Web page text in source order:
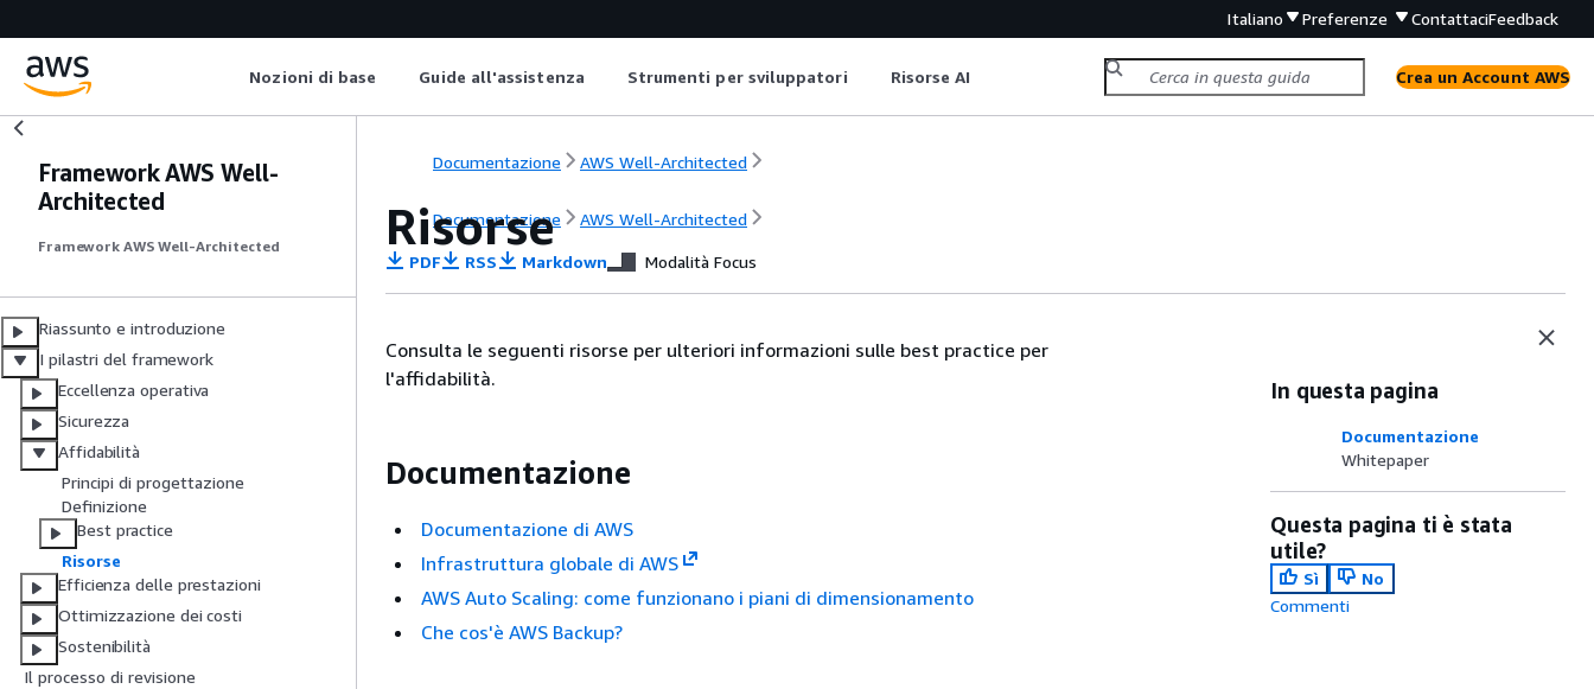
Italiano Preferenze ContattaciFeedback
Nozioni di base Guide all'assistenza Strumenti per sviluppatori Risorse AI Crea un Account AWS
Framework AWS Well-
Architected
Framework AWS Well-Architected
Riassunto e introduzione
I pilastri del framework
Eccellenza operativa
Sicurezza
Affidabilità
Principi di progettazione
Definizione
Best practice
Risorse
Efficienza delle prestazioni
Ottimizzazione dei costi
Sostenibilità
Il processo di revisione
Documentazione AWS Well-Architected
Documentazione AWS Well-Architected
Risorse
PDF RSS Markdown Modalità Focus
Consulta le seguenti risorse per ulteriori informazioni sulle best practice per
l'affidabilità.
Documentazione
Documentazione di AWS
Infrastruttura globale di AWS
AWS Auto Scaling: come funzionano i piani di dimensionamento
Che cos'è AWS Backup?
In questa pagina
Documentazione
Whitepaper
Questa pagina ti è stata
utile?
Sì
No
Commenti